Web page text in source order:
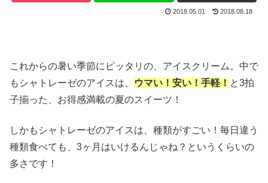
2018.05.01 2018.08.18
これからの暑い季節にピッタリの、アイスクリーム。中で
もシャトレーゼのアイスは、
ウマい！安い！手軽！ と3拍
子揃った、お得感満載の夏のスイーツ！
しかもシャトレーゼのアイスは、種類がすごい！毎日違う
種類食べても、3ヶ月はいけるんじゃね？というくらいの
多さです！